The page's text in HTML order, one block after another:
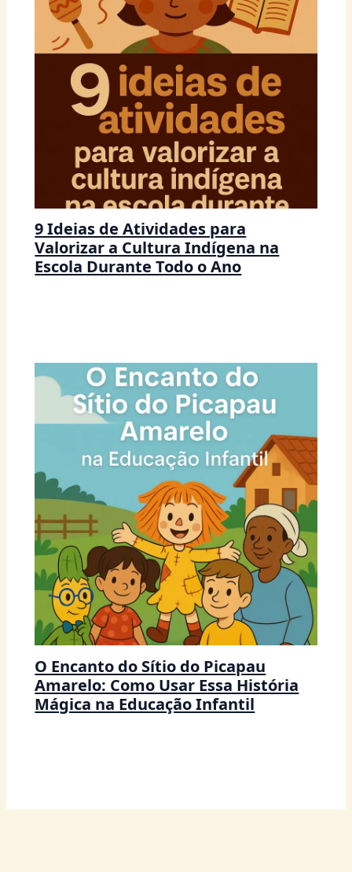
9 Ideias de Atividades para
Valorizar a Cultura Indígena na
Escola Durante Todo o Ano
O Encanto do Sítio do Picapau
Amarelo: Como Usar Essa História
Mágica na Educação Infantil